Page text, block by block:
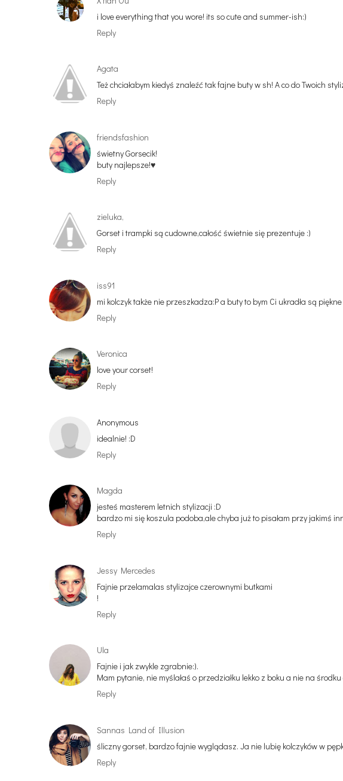
i love everything that you wore! its so cute and summer-ish:)
Reply
Agata
Też chciałabym kiedyś znaleźć tak fajne buty w sh! A co do Twoich
Reply
friendsfashion
świetny Gorsecik!
buty najlepsze!♥
Reply
zieluka,
Gorset i trampki są cudowne,całość świetnie się prezentuje :)
Reply
iss91
mi kolczyk także nie przeszkadza:P a buty to bym Ci ukradła są
Reply
Veronica
love your corset!
Reply
Anonymous
idealnie! :D
Reply
Magda
jesteś masterem letnich stylizacji :D
bardzo mi się koszula podoba,ale chyba już to pisałam przy jakimś
Reply
Jessy Mercedes
Fajnie przelamalas stylizajce czerownymi butkami
!
Reply
Ula
Fajnie i jak zwykle zgrabnie:).
Mam pytanie, nie myślałaś o przedziałku lekko z boku a nie na
Reply
Sannas Land of Illusion
śliczny gorset, bardzo fajnie wyglądasz. Ja nie lubię kolczyków w
Reply